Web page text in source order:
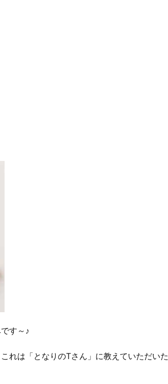
です～♪
れは「となりのTさん」に教えていただいた